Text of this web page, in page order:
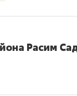
Расим